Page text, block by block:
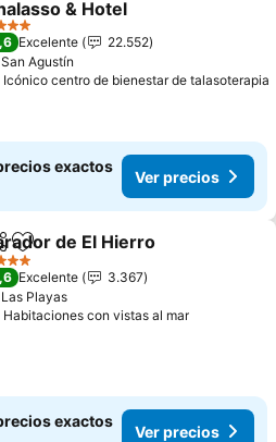
& Hotel
Excelente
22.552
San Agustín
Icónico centro de bienestar de talasoterapia
exactos
Ver precios
Agregar a favoritos
de El Hierro
Excelente
3.367
Las Playas
Habitaciones con vistas al mar
exactos
Ver precios